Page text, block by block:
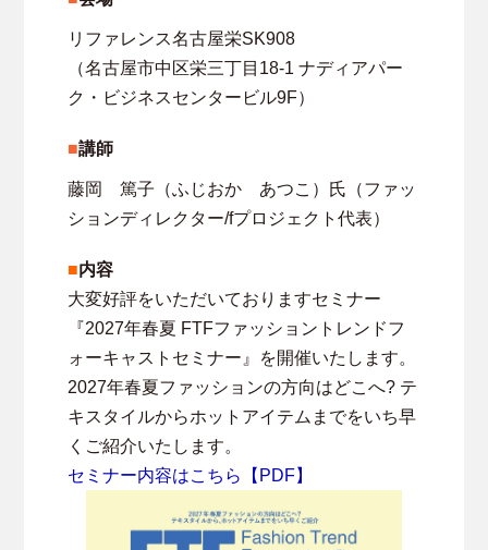
リファレンス名古屋栄SK908
（名古屋市中区栄三丁目18-1 ナディアパー
ク・ビジネスセンタービル9F）
講師
藤岡 篤子（ふじおか あつこ）氏（ファッ
ションディレクター/fプロジェクト代表）
■内容
大変好評をいただいておりますセミナー
『2027年春夏 FTFファッショントレンドフ
ォーキャストセミナー』を開催いたします。
2027年春夏ファッションの方向はどこへ? テ
キスタイルからホットアイテムまでをいち早
くご紹介いたします。
セミナー内容はこちら【PDF】